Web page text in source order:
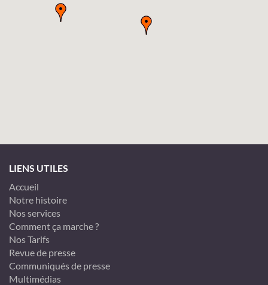
LIENS UTILES
Accueil
Notre histoire
Nos services
Comment ça marche ?
Nos Tarifs
Revue de presse
Communiqués de presse
Multimédias